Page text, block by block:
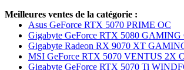
Meilleures ventes de la catégorie :
Asus GeForce RTX 5070 PRIME OC
Gigabyte GeForce RTX 5080 GAMING
Gigabyte Radeon RX 9070 XT
MSI GeForce RTX 5070 VENTUS 2X
Gigabyte GeForce RTX 5070 Ti